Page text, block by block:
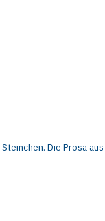
Steinchen. Die Prosa aus